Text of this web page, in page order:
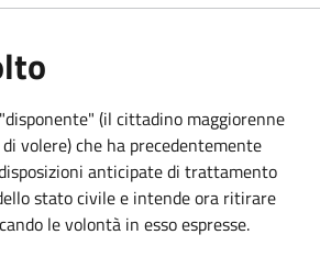
(il cittadino maggiorenne
volere) che ha precedentemente
anticipate di trattamento
stato civile e intende ora ritirare
le volontà in esso espresse.